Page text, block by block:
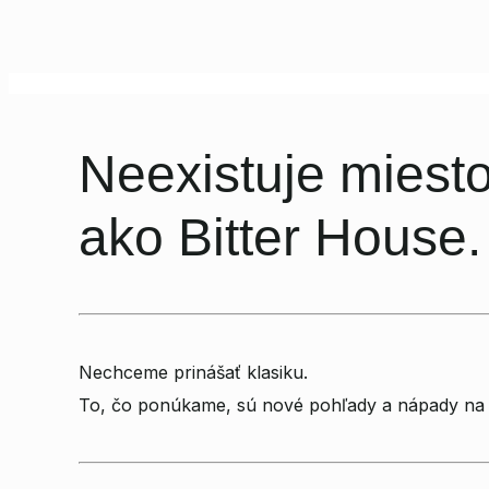
Neexistuje
ako Bitter House.
Nechceme prinášať klasiku.
To, čo ponúkame, sú nové pohľady a nápady na